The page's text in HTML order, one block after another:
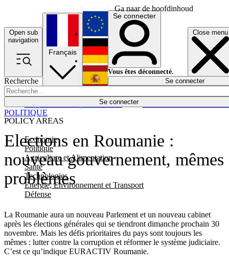
Ga naar de hoofdinhoud
Open sub
navigation
Close menu
Recherche
Se connecter
POLICY AREAS
Economie
Politique
Agriculture et Alimentation
Santé
Technologies
Energie, Environnement et Transport
Défense
Économie
Français
English
Deutsch
Español
Se connecter
Vous êtes déconnecté.
Se connecter
Elections en Roumanie :
nouveau gouvernement, mêmes
problèmes
La Roumanie aura un nouveau Parlement et un nouveau cabinet
après les élections générales qui se tiendront dimanche prochain 30
novembre. Mais les défis prioritaires du pays sont toujours les
mêmes : lutter contre la corruption et réformer le système judiciaire.
C’est ce qu’indique EURACTIV Roumanie.
POLITIQUE